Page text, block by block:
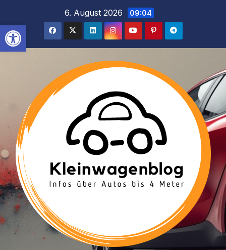
Werkzeugleiste öffnen
springen
6. August 2026 09:04